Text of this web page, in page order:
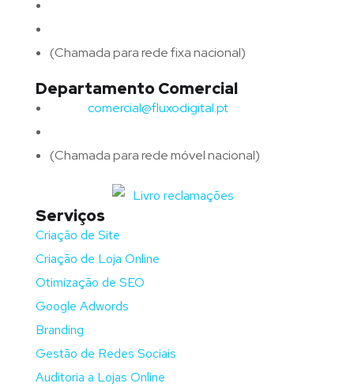
(Chamada para rede fixa nacional)
Departamento Comercial
comercial@fluxodigital.pt
(Chamada para rede móvel nacional)
Serviços
Criação de Site
Criação de Loja Online
Otimização de SEO
Google Adwords
Branding
Gestão de Redes Sociais
Auditoria a Lojas Online